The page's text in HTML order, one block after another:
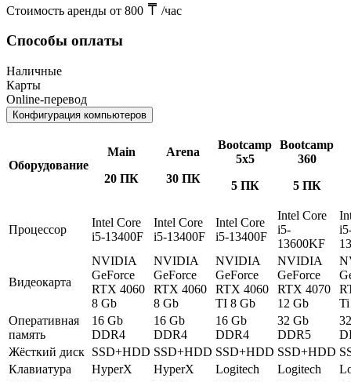
Стоимость аренды от 800 /час
Способы оплаты
Наличные
Карты
Online-перевод
Конфигурация компьютеров
Оборудование
Main
20 ПК
Arena
30 ПК
Bootcamp
5x5
5 ПК
Bootcamp
360
5 ПК
Процессор
Intel Core
i5-13400F
Intel Core
i5-13400F
Intel Core
i5-13400F
Intel Core
i5-
13600KF
Видеокарта
NVIDIA
GeForce
RTX 4060
8 Gb
NVIDIA
GeForce
RTX 4060
8 Gb
NVIDIA
GeForce
RTX 4060
TI 8 Gb
NVIDIA
GeForce
RTX 4070
12 Gb
Оперативная
память
16 Gb
DDR4
16 Gb
DDR4
16 Gb
DDR4
32 Gb
DDR5
Жёсткий диск SSD+HDD SSD+HDD SSD+HDD SSD+HDD
Клавиатура
HyperX HyperX Logitech Logitech